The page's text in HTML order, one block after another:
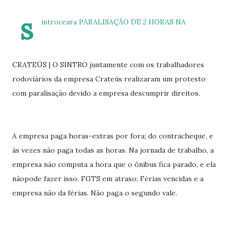
s introceara PARALISAÇÃO DE 2 HORAS NA
CRATEÚS | O SINTRO juntamente com os trabalhadores
rodoviários da empresa Crateús realizaram um protesto
com paralisação devido a empresa descumprir direitos.
A empresa paga horas-extras por fora; do contracheque, e
às vezes não paga todas as horas. Na jornada de trabalho, a
empresa não computa a hora que o ônibus fica parado, e ela
nãopode fazer isso. FGTS em atraso; Férias vencidas e a
empresa não da férias. Não paga o segundo vale.